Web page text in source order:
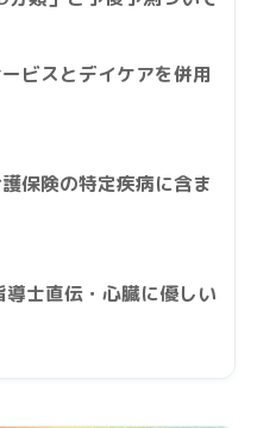
ビスとデイケアを併用
保険の特定疾病に含ま
士直伝・心臓に優しい